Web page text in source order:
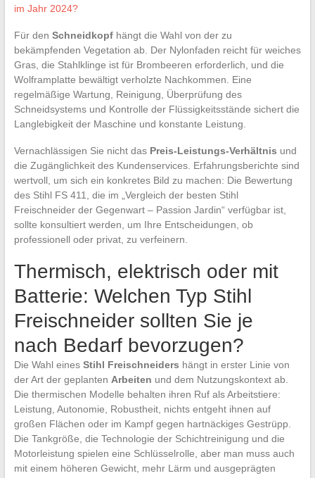
im Jahr 2024?
Für den Schneidkopfhängt die Wahl von der zu
bekämpfenden Vegetation ab. Der Nylonfaden reicht für weiches
Gras, die Stahlklinge ist für Brombeeren erforderlich, und die
Wolframplatte bewältigt verholzte Nachkommen. Eine
regelmäßige Wartung, Reinigung, Überprüfung des
Schneidsystems und Kontrolle der Flüssigkeitsstände sichert die
Langlebigkeit der Maschine und konstante Leistung.
Vernachlässigen Sie nicht das Preis-Leistungs-Verhältnis und
die Zugänglichkeit des Kundenservices. Erfahrungsberichte sind
wertvoll, um sich ein konkretes Bild zu machen: Die Bewertung
des Stihl FS 411, die im „Vergleich der besten Stihl
Freischneider der Gegenwart – Passion Jardin“ verfügbar ist,
sollte konsultiert werden, um Ihre Entscheidungen, ob
professionell oder privat, zu verfeinern.
Thermisch, elektrisch oder mit
Batterie: Welchen Typ Stihl
Freischneider sollten Sie je
nach Bedarf bevorzugen?
Die Wahl eines Stihl Freischneiders hängt in erster Linie von
der Art der geplanten Arbeiten und dem Nutzungskontext ab.
Die thermischen Modelle behalten ihren Ruf als Arbeitstiere:
Leistung, Autonomie, Robustheit, nichts entgeht ihnen auf
großen Flächen oder im Kampf gegen hartnäckiges Gestrüpp.
Die Tankgröße, die Technologie der Schichtreinigung und die
Motorleistung spielen eine Schlüsselrolle, aber man muss auch
mit einem höheren Gewicht, mehr Lärm und ausgeprägten